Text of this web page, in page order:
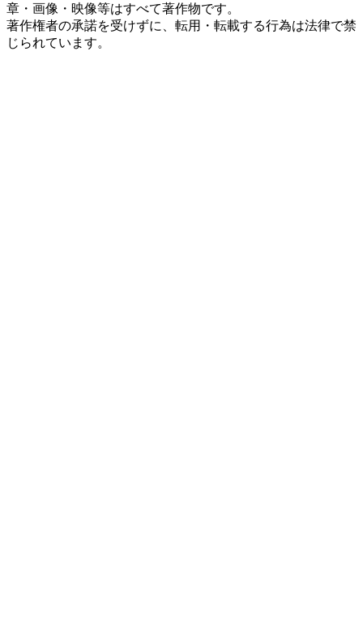
章・画像・映像等はすべて著作物です。
著作権者の承諾を受けずに、転用・転載する行為は法律で禁
じられています。